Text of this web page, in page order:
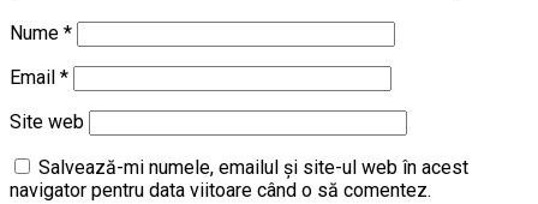
Nume *
Email *
Site web
Salvează-mi numele, emailul și site-ul web în acest
navigator pentru data viitoare când o să comentez.